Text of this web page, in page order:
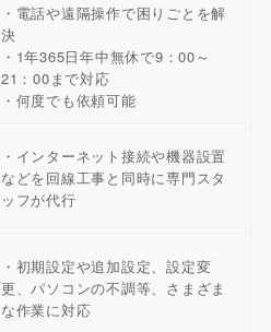
・電話や遠隔操作で困りごとを解
決
・1年365日年中無休で9：00～
21：00まで対応
・何度でも依頼可能
・インターネット接続や機器設置
などを回線工事と同時に専門スタ
ッフが代行
・初期設定や追加設定、設定変
更、パソコンの不調等、さまざま
な作業に対応